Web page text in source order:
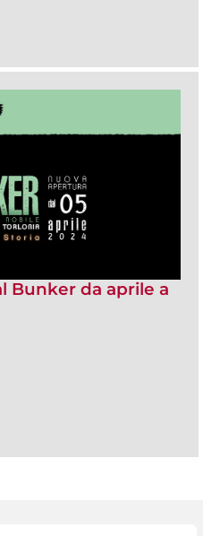
Bunker da aprile a